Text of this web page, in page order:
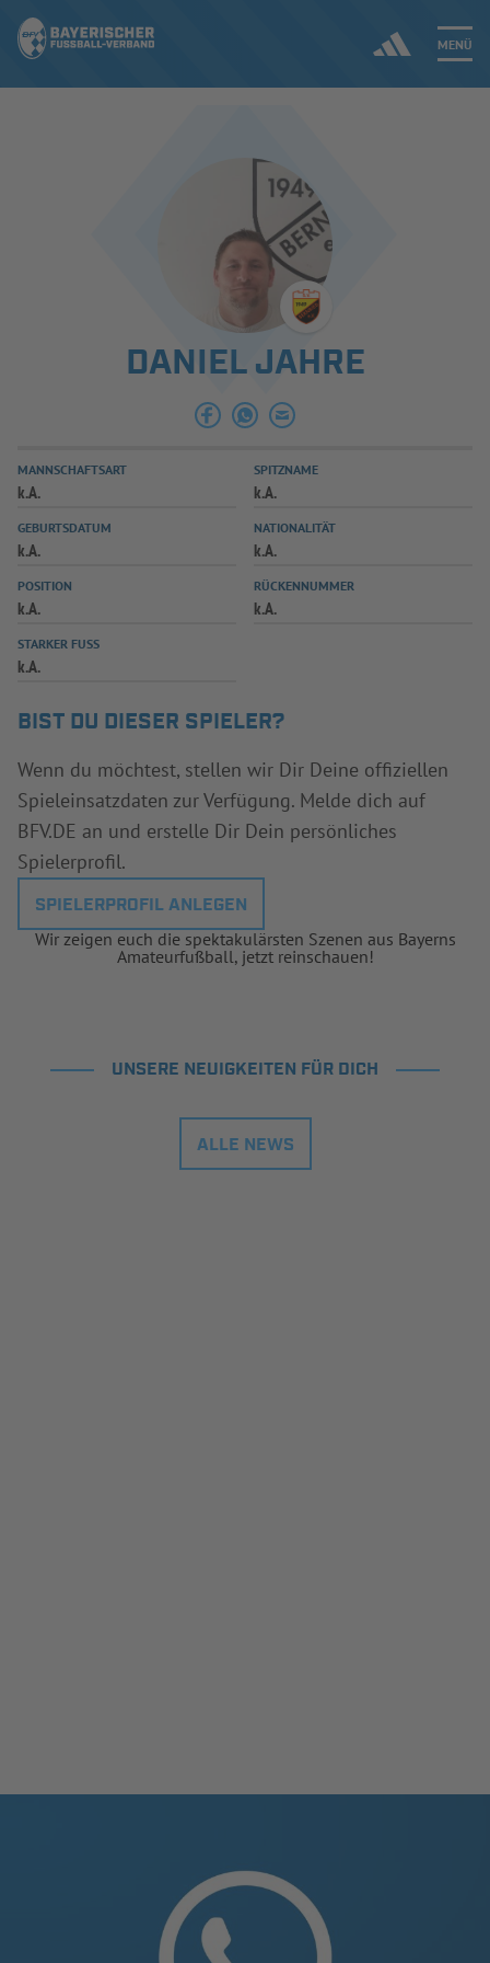
MENÜ
ERGEBNISSE & WETTBEWERBE
SPIELBETRIEB & VERBANDSLEBEN
AUSBILDUNG & FÖRDERUNG
SPIELPLUS
DANIEL JAHRE
MANNSCHAFTSART
k.A.
SPITZNAME
k.A.
GEBURTSDATUM
k.A.
NATIONALITÄT
k.A.
POSITION
k.A.
RÜCKENNUMMER
k.A.
STARKER FUSS
k.A.
BIST DU DIESER SPIELER?
Wenn du möchtest, stellen wir Dir Deine offiziellen
Spieleinsatzdaten zur Verfügung. Melde dich auf
BFV.DE an und erstelle Dir Dein persönliches
Spielerprofil.
SPIELERPROFIL ANLEGEN
Wir zeigen euch die spektakulärsten Szenen aus Bayerns
Amateurfußball, jetzt reinschauen!
UNSERE NEUIGKEITEN FÜR DICH
ALLE NEWS